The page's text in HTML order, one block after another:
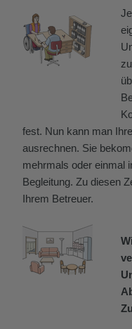
fest. Nun kann man
ausrechnen. Sie
mehrmals oder einmal
Begleitung. Zu diesen
Ihrem Betreuer.